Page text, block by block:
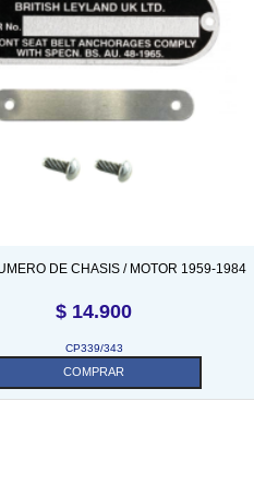
DE CHASIS / MOTOR 1959-1984
$ 14.900
CP339/343
COMPRAR